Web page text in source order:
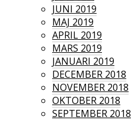
JUNI 2019
MAJ 2019
APRIL 2019
MARS 2019
JANUARI 2019
DECEMBER 2018
NOVEMBER 2018
OKTOBER 2018
SEPTEMBER 2018